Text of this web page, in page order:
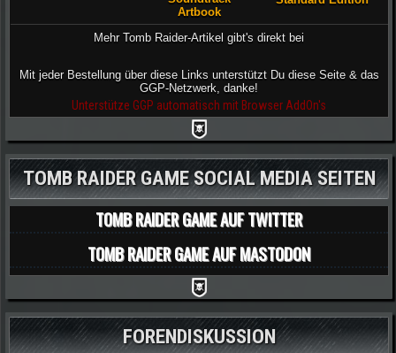
Artbook
Mehr Tomb Raider-Artikel gibt's direkt bei
Mit jeder Bestellung über diese Links unterstützt Du diese Seite & das
GGP-Netzwerk, danke!
Unterstütze GGP automatisch mit Browser AddOn's
TOMB RAIDER GAME SOCIAL MEDIA SEITEN
TOMB RAIDER GAME AUF TWITTER
TOMB RAIDER GAME AUF MASTODON
FORENDISKUSSION